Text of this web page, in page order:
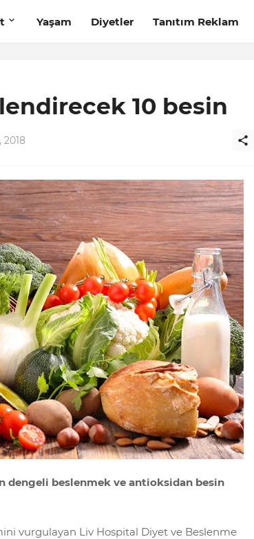
Yaşam Diyetler Tanıtım Reklam
10 besin
dengeli beslenmek ve antioksidan besin
vurgulayan Liv Hospital Diyet ve Beslenme